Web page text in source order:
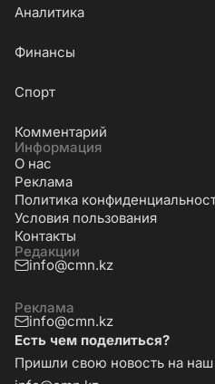
Аналитика
Финансы
Cпорт
Комментарий
Информация
О нас
Реклама
Политика
Условия пользования
Контакты
Редакции
info@cmn.kz
Реклама
info@cmn.kz
Есть чем поделиться?
Пришли свою новость на